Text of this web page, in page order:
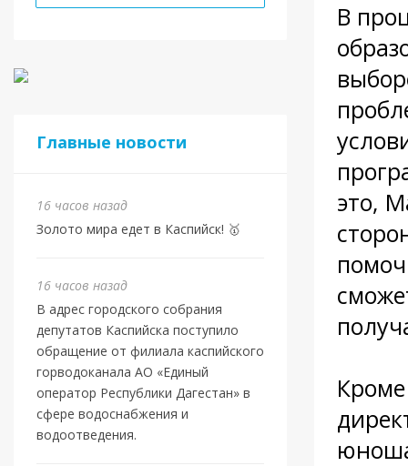
Главные новости
16 часов назад
Золото мира едет в Каспийск! 🥇
16 часов назад
В адрес городского собрания
депутатов Каспийска поступило
обращение от филиала каспийского
горводоканала АО «Единый
оператор Республики Дагестан» в
сфере водоснабжения и
водоотведения.
В
это,